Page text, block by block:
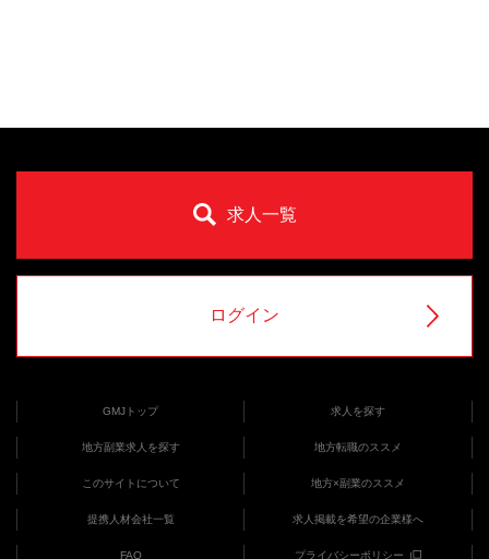
求人一覧
ログイン
GMJトップ 求人を探す
地方副業求人を探す 地方転職のススメ
このサイトについて 地方×副業のススメ
提携人材会社一覧 求人掲載を希望の企業様へ
FAQ プライバシーポリシー